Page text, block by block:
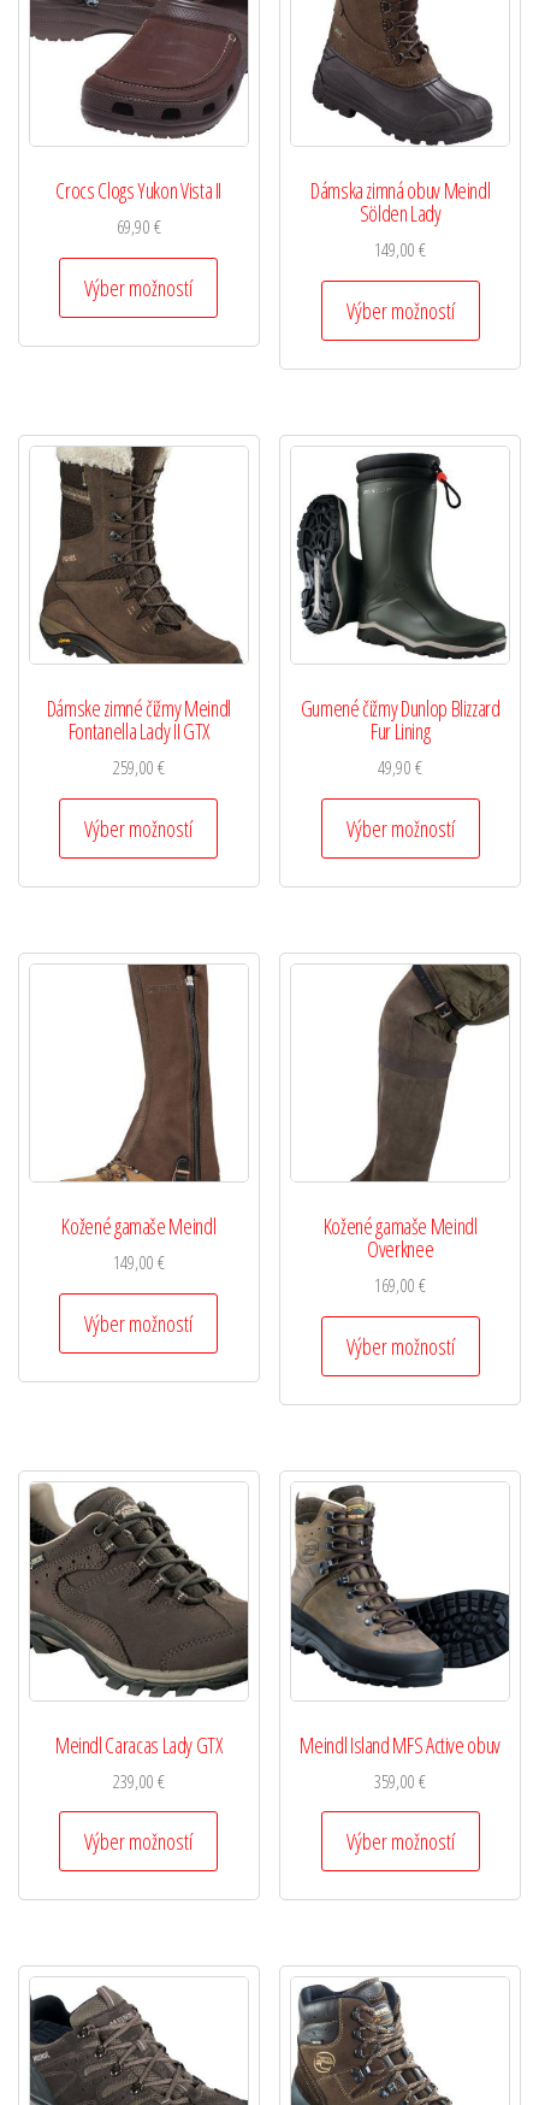
Crocs Clogs Yukon Vista II
69,90€
Výber možností
Dámska zimná obuv Meindl
Sölden Lady
149,00€
Výber možností
Dámske zimné čižmy Meindl
Fontanella Lady II GTX
259,00€
Výber možností
Gumené čižmy Dunlop Blizzard
Fur Lining
49,90€
Výber možností
Kožené gamaše Meindl
149,00€
Výber možností
Kožené gamaše Meindl
Overknee
169,00€
Výber možností
Meindl Caracas Lady GTX
239,00€
Výber možností
Meindl Island MFS Active obuv
359,00€
Výber možností